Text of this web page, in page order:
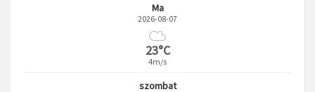
Ma
2026-08-07
23°C
4m/s
szombat